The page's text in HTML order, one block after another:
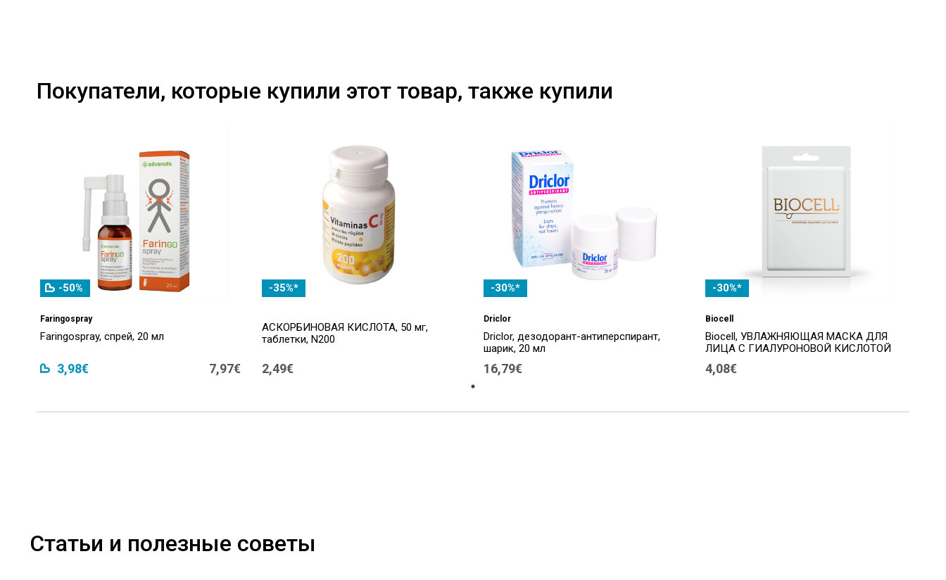
Покупатели, которые купили этот товар, также купили
-50%
Faringospray
Faringospray, спрей, 20 мл
3,98€ 7,97€
-35%*
АСКОРБИНОВАЯ КИСЛОТА, 50 мг,
таблетки, N200
2,49€
-30%*
Driclor
Driclor, дезодорант-антиперспирант,
шарик, 20 мл
16,79€
-30%*
Biocell
Biocell, УВЛАЖНЯЮЩАЯ МАСКА ДЛЯ
ЛИЦА С ГИАЛУРОНОВОЙ КИСЛОТОЙ
4,08€
Статьи и полезные советы